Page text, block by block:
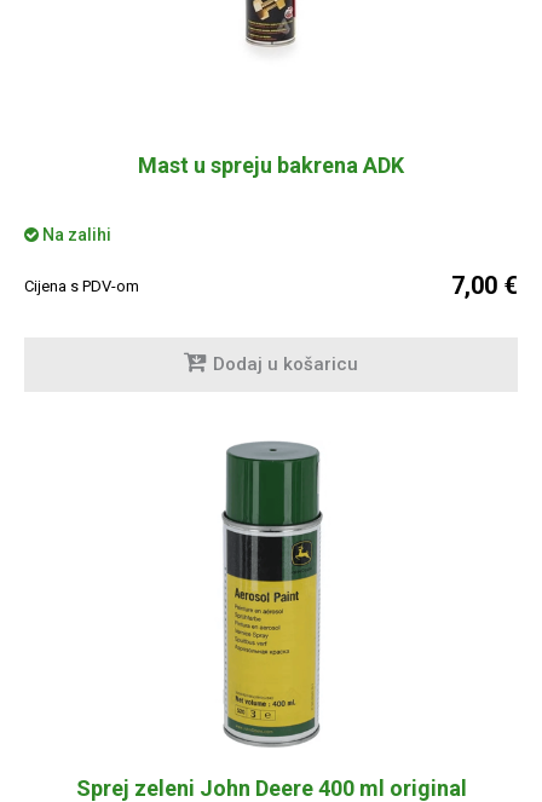
Mast u spreju bakrena ADK
Na zalihi
Cijena s PDV-om 7,00 €
Dodaj u košaricu
Sprej zeleni John Deere 400 ml original